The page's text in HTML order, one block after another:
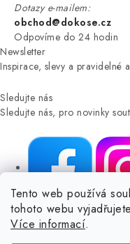
Tento web používá
tohoto webu
Více informací.
Dotazy e-mailem:
obchod@dokose.cz
Odpovíme do 24 hodin
Newsletter
Inspirace, slevy a pravidelné
Sledujte nás
Sledujte nás, pro novinky
NIKARO, s.r.o.
-
Votice, ČESKÁ REPUBLIKA